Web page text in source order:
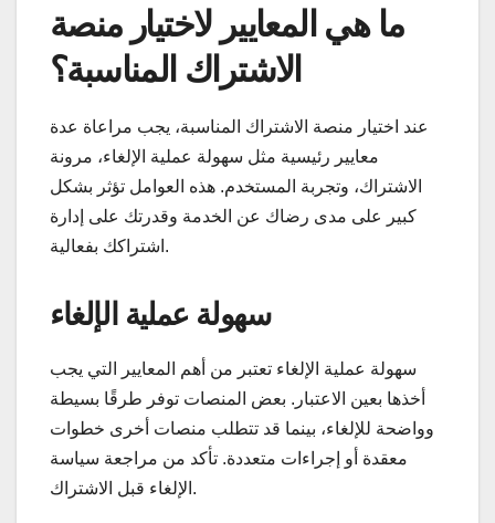
ما هي المعايير لاختيار منصة
الاشتراك المناسبة؟
عند اختيار منصة الاشتراك المناسبة، يجب مراعاة عدة
معايير رئيسية مثل سهولة عملية الإلغاء، مرونة
الاشتراك، وتجربة المستخدم. هذه العوامل تؤثر بشكل
كبير على مدى رضاك عن الخدمة وقدرتك على إدارة
اشتراكك بفعالية.
سهولة عملية الإلغاء
سهولة عملية الإلغاء تعتبر من أهم المعايير التي يجب
أخذها بعين الاعتبار. بعض المنصات توفر طرقًا بسيطة
وواضحة للإلغاء، بينما قد تتطلب منصات أخرى خطوات
معقدة أو إجراءات متعددة. تأكد من مراجعة سياسة
الإلغاء قبل الاشتراك.